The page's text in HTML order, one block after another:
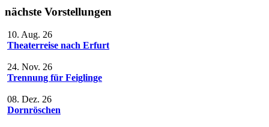
nächste Vorstellungen
10. Aug. 26
Theaterreise nach Erfurt
24. Nov. 26
Trennung für Feiglinge
08. Dez. 26
Dornröschen